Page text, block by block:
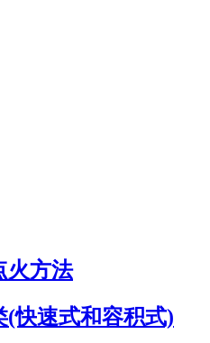
火方法
(快速式和容积式)